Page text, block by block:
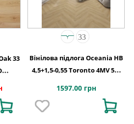
33
Вінілова підлога Oceania HB
4,5+1,5-0,55 Toronto 4MV 5Gi
1597.00 грн